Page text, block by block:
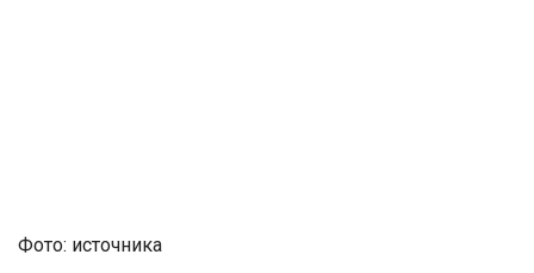
Фото: источника